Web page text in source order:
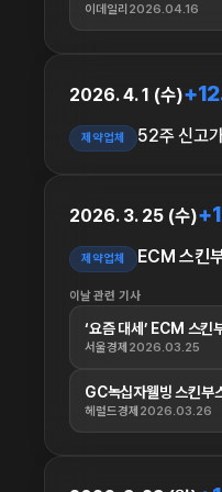
이데일리 2026.04.16
2026. 4. 1 (수)
제약업체 52주 신고
2026. 3. 25 (수)
제약업체 ECM 스킨
이날 관련 기사
‘요즘 대세’ ECM 스
서울경제 2026.03.25
GC녹십자웰빙 스킨부
헤럴드경제 2026.03.26